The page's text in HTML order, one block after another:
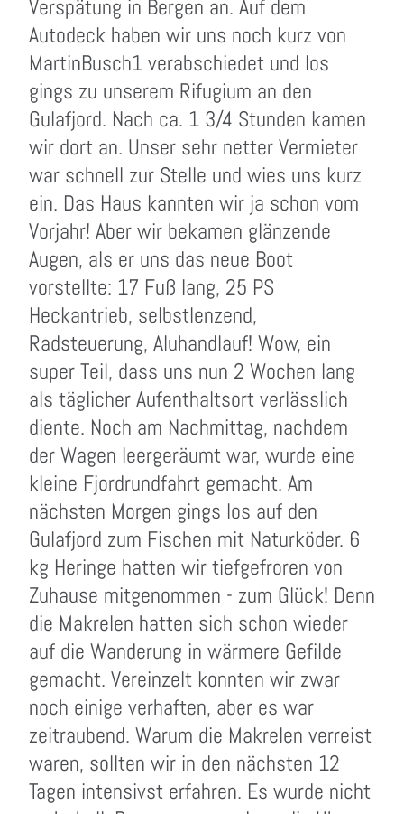
Verspätung in Bergen an. Auf dem
Autodeck haben wir uns noch kurz von
MartinBusch1 verabschiedet und los
gings zu unserem Rifugium an den
Gulafjord. Nach ca. 1 3/4 Stunden kamen
wir dort an. Unser sehr netter Vermieter
war schnell zur Stelle und wies uns kurz
ein. Das Haus kannten wir ja schon vom
Vorjahr! Aber wir bekamen glänzende
Augen, als er uns das neue Boot
vorstellte: 17 Fuß lang, 25 PS
Heckantrieb, selbstlenzend,
Radsteuerung, Aluhandlauf! Wow, ein
super Teil, dass uns nun 2 Wochen lang
als täglicher Aufenthaltsort verlässlich
diente. Noch am Nachmittag, nachdem
der Wagen leergeräumt war, wurde eine
kleine Fjordrundfahrt gemacht. Am
nächsten Morgen gings los auf den
Gulafjord zum Fischen mit Naturköder. 6
kg Heringe hatten wir tiefgefroren von
Zuhause mitgenommen - zum Glück! Denn
die Makrelen hatten sich schon wieder
auf die Wanderung in wärmere Gefilde
gemacht. Vereinzelt konnten wir zwar
noch einige verhaften, aber es war
zeitraubend. Warum die Makrelen verreist
waren, sollten wir in den nächsten 12
Tagen intensivst erfahren. Es wurde nicht